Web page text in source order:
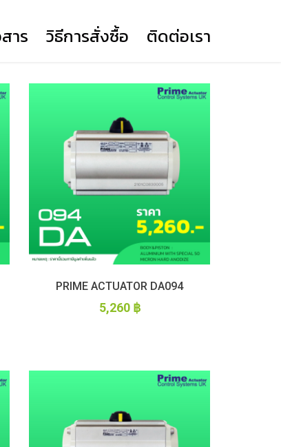
BUTTERFLY VALVE GEAR
DUAL PLATE WAFER CHECK
(YORK)
KNIFE GATE VALVE
BALL VALVE
PRIME ACTUATOR DA
ACTUATOR SR12
CHECK VALVES
GATE VALVES
าร วิธีการสั่งซื้อ ติดต่อเรา
PRIME ACTUATOR DA094
5,260 ฿